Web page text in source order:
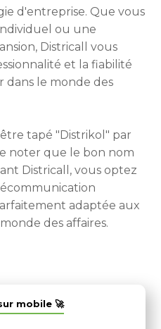
d'entreprise. Que vous
ou une
Districall vous
et la fiabilité
dans le monde des
tapé "Distrikol" par
noter que le bon nom
Districall, vous optez
adaptée aux
des affaires.
mobile 🚀